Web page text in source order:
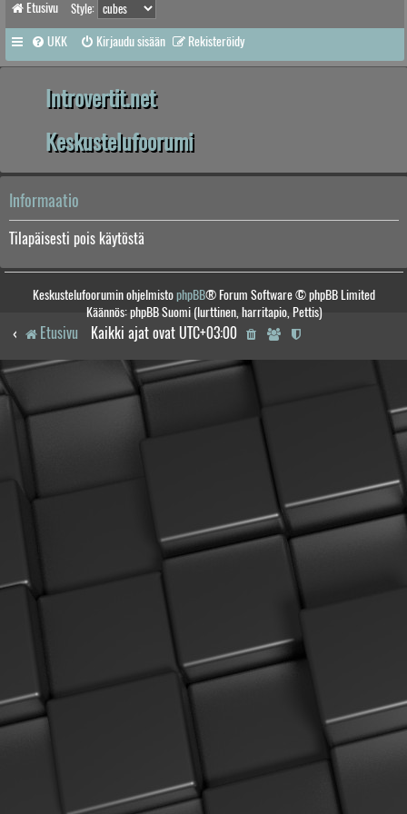
Etusivu Style:
UKK Kirjaudu sisään Rekisteröidy
Introvertit.net
Keskustelufoorumi
Informaatio
Tilapäisesti pois käytöstä
Keskustelufoorumin ohjelmistophpBB® Forum Software © phpBB Limited
Käännös: phpBB Suomi (lurttinen, harritapio, Pettis)
Etusivu Kaikki ajat ovat UTC+03:00